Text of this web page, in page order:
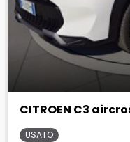
USATO